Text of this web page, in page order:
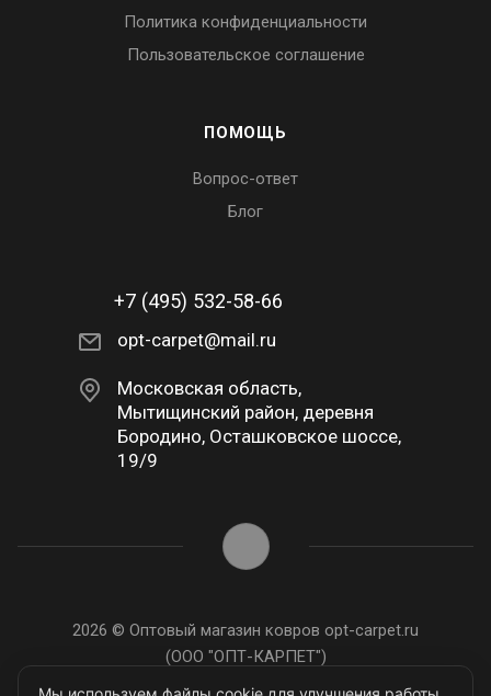
Политика конфиденциальности
Пользовательское соглашение
ПОМОЩЬ
Вопрос-ответ
Блог
+7 (495) 532-58-66
opt-carpet@mail.ru
Московская область,
Мытищинский район, деревня
Бородино, Осташковское шоссе,
19/9
2026 © Оптовый магазин ковров opt-carpet.ru
(ООО "ОПТ-КАРПЕТ")
ИНН: 7743907105